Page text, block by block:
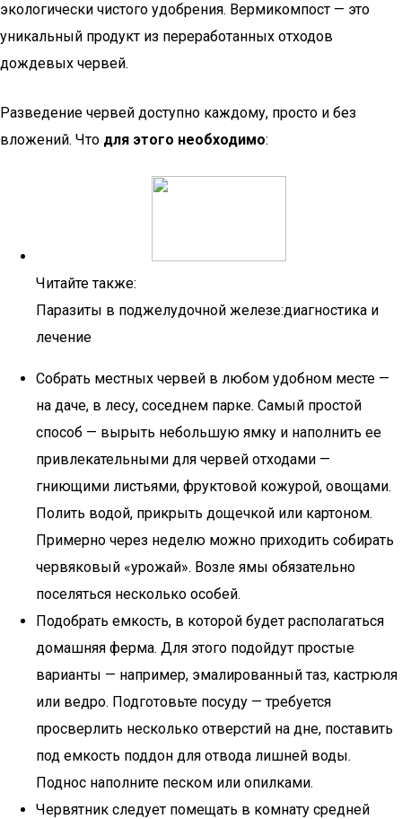
экологически чистого удобрения. Вермикомпост — это
уникальный продукт из переработанных отходов
дождевых червей.
Разведение червей доступно каждому, просто и без
вложений. Что для этого необходимо:
Читайте также:
Паразиты в поджелудочной железе:диагностика и
лечение
Собрать местных червей в любом удобном месте —
на даче, в лесу, соседнем парке. Самый простой
способ — вырыть небольшую ямку и наполнить ее
привлекательными для червей отходами —
гниющими листьями, фруктовой кожурой, овощами.
Полить водой, прикрыть дощечкой или картоном.
Примерно через неделю можно приходить собирать
червяковый «урожай». Возле ямы обязательно
поселяться несколько особей.
Подобрать емкость, в которой будет располагаться
домашняя ферма. Для этого подойдут простые
варианты — например, эмалированный таз, кастрюля
или ведро. Подготовьте посуду — требуется
просверлить несколько отверстий на дне, поставить
под емкость поддон для отвода лишней воды.
Поднос наполните песком или опилками.
Червятник следует помещать в комнату средней